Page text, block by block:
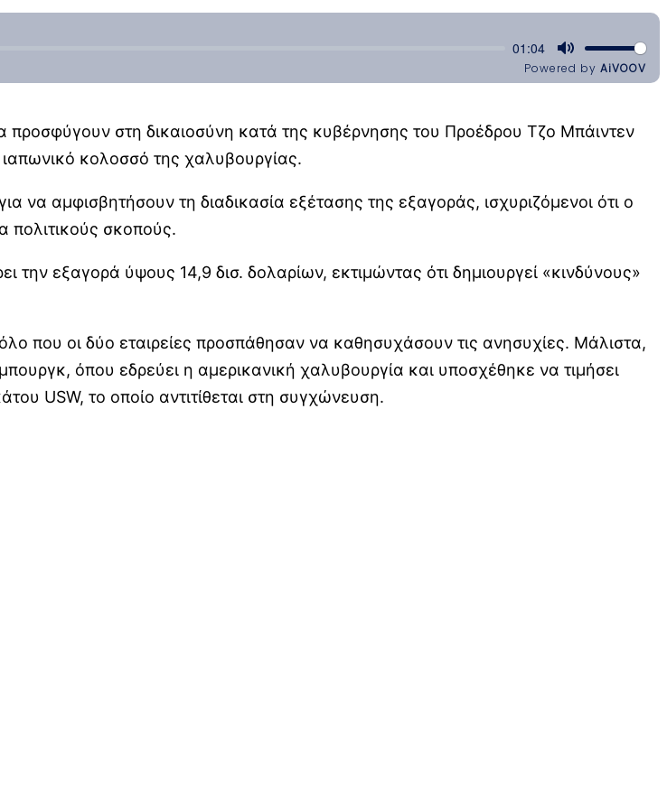
στη δικαιοσύνη κατά της κυβέρνησης του Προέδρου Τζο Μπάιντεν
κολοσσό της χαλυβουργίας.
να αμφισβητήσουν τη διαδικασία εξέτασης της εξαγοράς, ισχυριζόμενοι ότι ο
πολιτικούς σκοπούς.
εξαγορά ύψους 14,9 δισ. δολαρίων, εκτιμώντας ότι δημιουργεί «κινδύνους»
που οι δύο εταιρείες προσπάθησαν να καθησυχάσουν τις ανησυχίες. Μάλιστα,
όπου εδρεύει η αμερικανική χαλυβουργία και υποσχέθηκε να τιμήσει
USW, το οποίο αντιτίθεται στη συγχώνευση.